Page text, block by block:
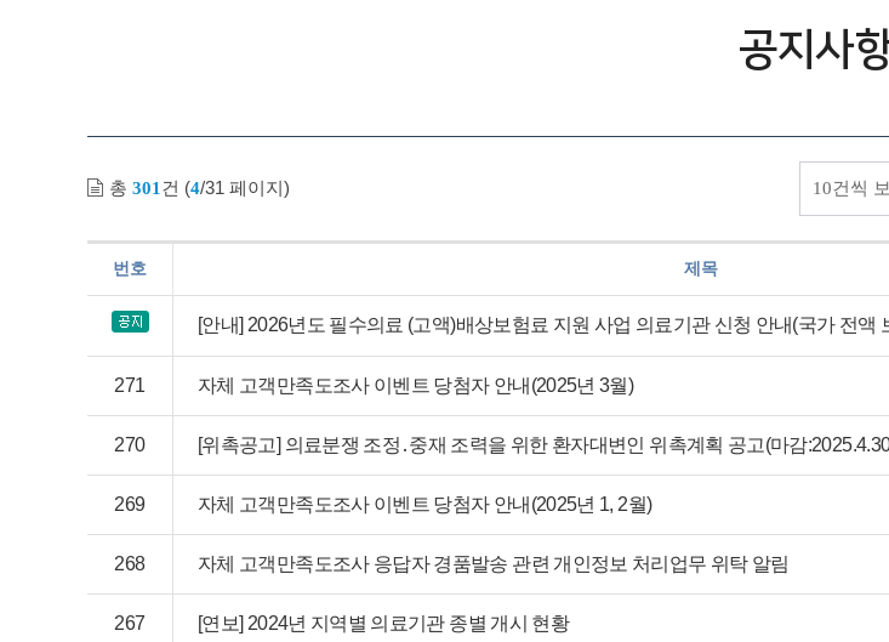
공지사
총 301 건 (4/31 페이지)
번호 제목
[안내] 2026년도 필수의료 (고액)배상보험료 지원 사업 의료기관 신청 안내(국가 전액
271 자체 고객만족도조사 이벤트 당첨자 안내(2025년 3월)
270 [위촉공고] 의료분쟁 조정․중재 조력을 위한 환자대변인 위촉계획 공고(마감
269 자체 고객만족도조사 이벤트 당첨자 안내(2025년 1, 2월)
268 자체 고객만족도조사 응답자 경품발송 관련 개인정보 처리업무 위탁 알림
267 [연보] 2024년 지역별 의료기관 종별 개시 현황